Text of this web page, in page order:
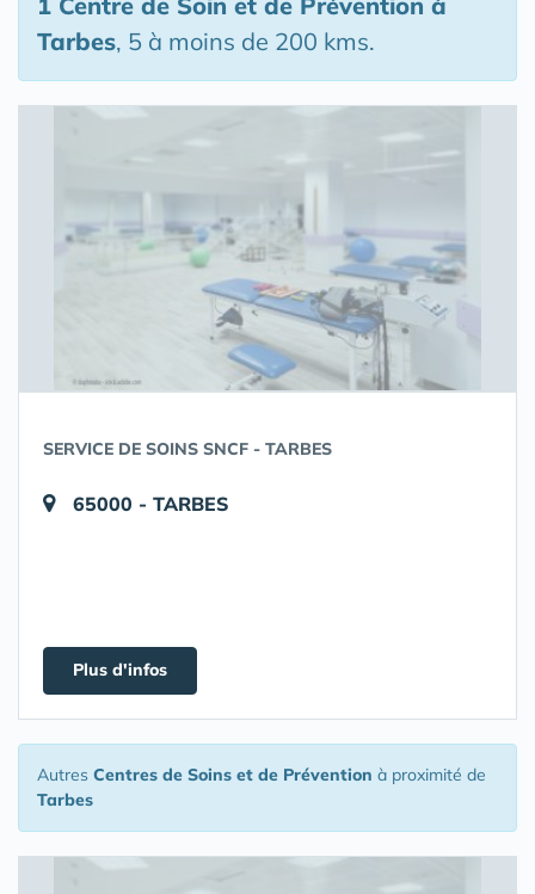
Tarbes, 5 à moins de 200 kms.
SERVICE DE SOINS SNCF - TARBES
65000 - TARBES
Plus d'infos
Autres Centres de Soins et de Prévention à proximité de
Tarbes